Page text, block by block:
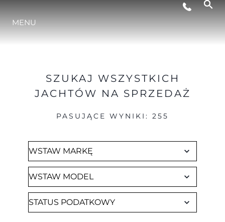
STYL ŻYCIA
INNOWACJA
ZESPÓŁ
TRADYCJA
MENU
SZUKAJ WSZYSTKICH
JACHTÓW NA SPRZEDAŻ
PASUJĄCE WYNIKI : 255